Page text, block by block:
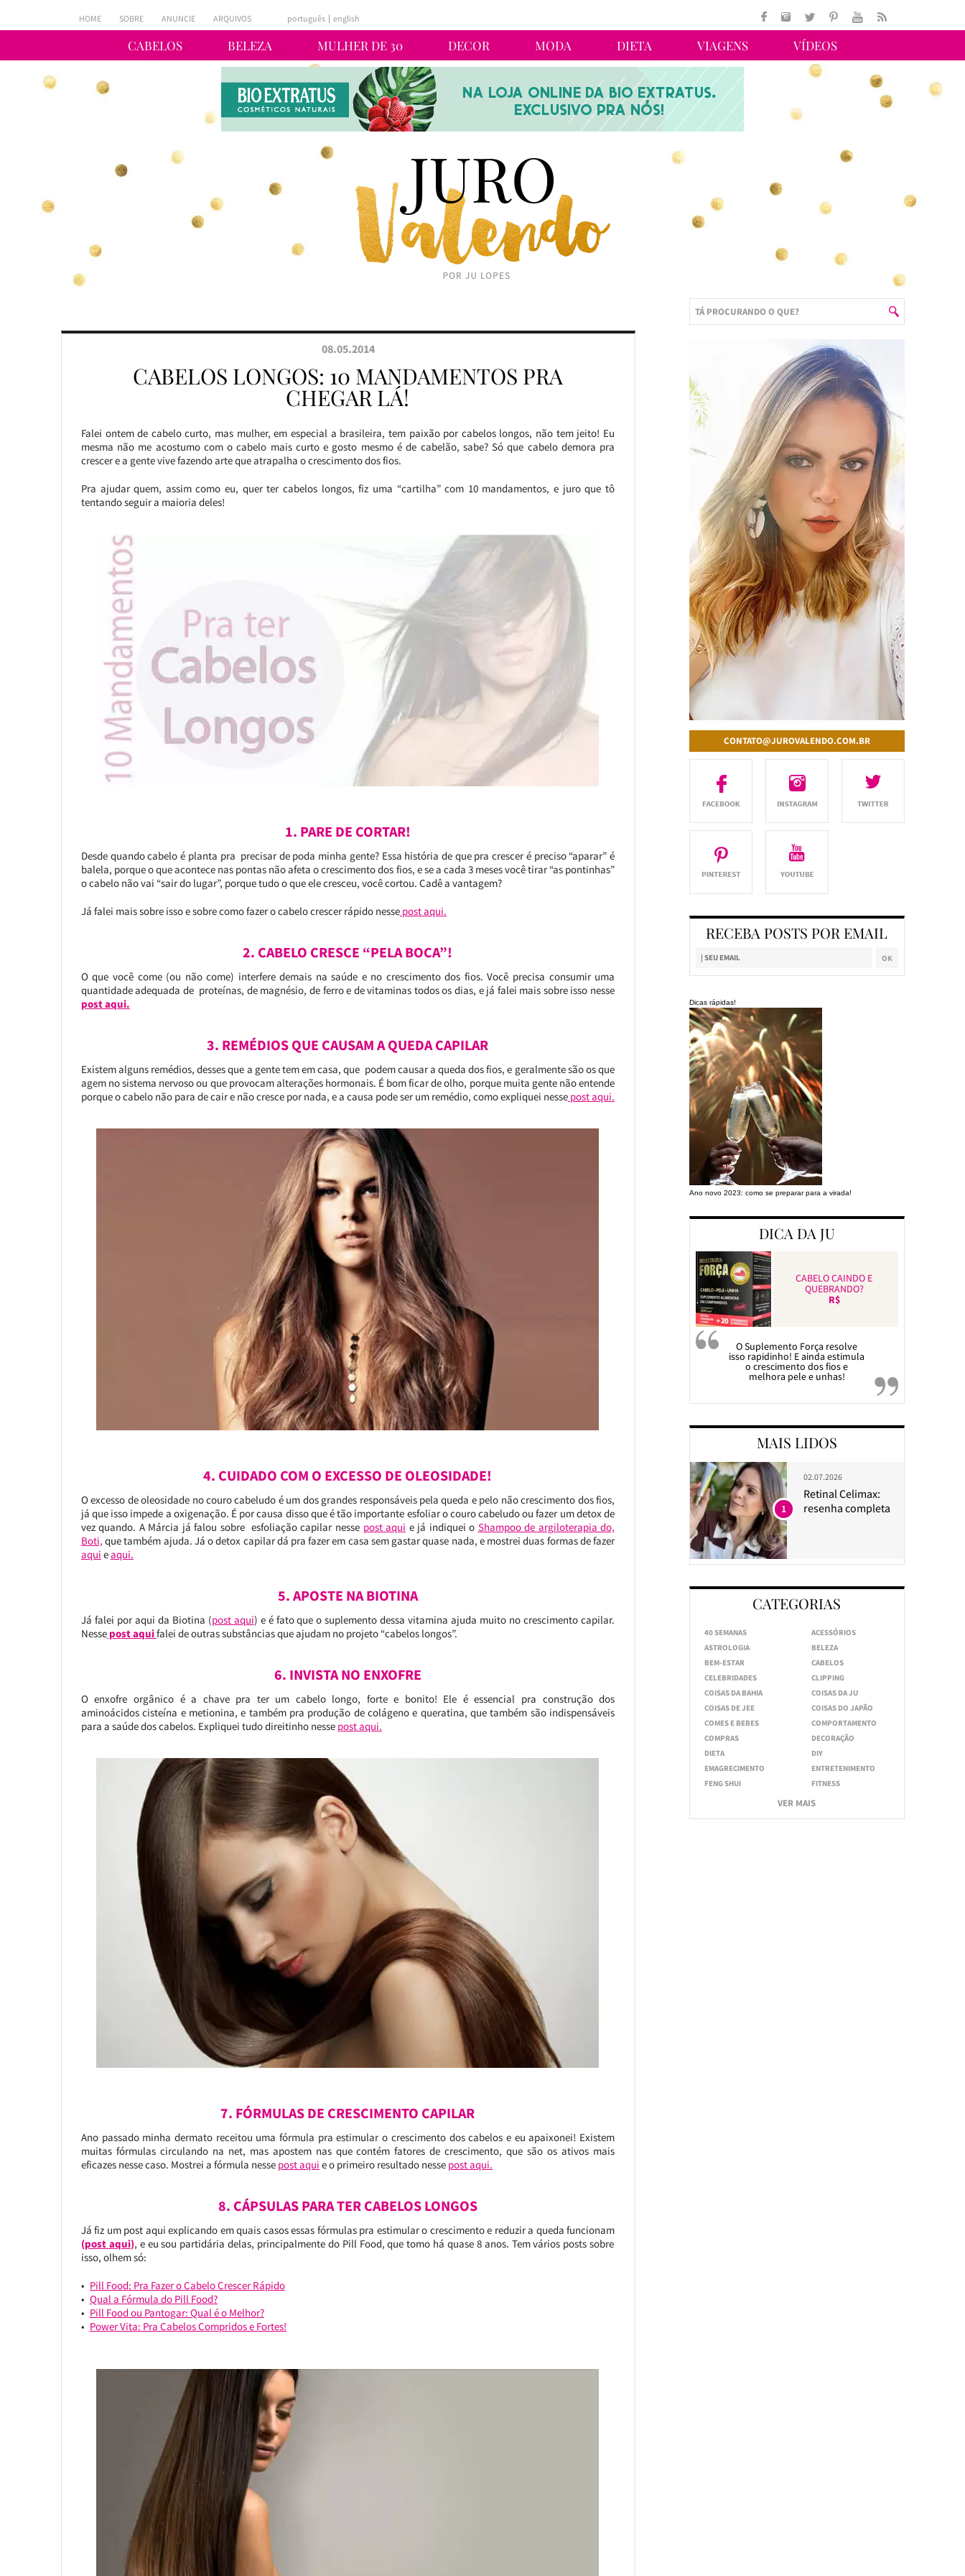
CABELOS BELEZA MULHER DE 30 DECOR MODA DIETA VIAGENS VÍDEOS
HOME SOBRE ANUNCIE ARQUIVOS português english
08.05.2014
CABELOS LONGOS: 10 MANDAMENTOS PRA
CHEGAR LÁ!
Falei ontem de cabelo curto, mas mulher, em especial a brasileira, tem paixão por cabelos longos, não tem jeito! Eu
mesma não me acostumo com o cabelo mais curto e gosto mesmo é de cabelão, sabe? Só que cabelo demora pra
crescer e a gente vive fazendo arte que atrapalha o crescimento dos fios.
Pra ajudar quem, assim como eu, quer ter cabelos longos, fiz uma “cartilha” com 10 mandamentos, e juro que tô
tentando seguir a maioria deles!
1. PARE DE CORTAR!
Desde quando cabelo é planta pra precisar de poda minha gente? Essa história de que pra crescer é preciso “aparar” é
balela, porque o que acontece nas pontas não afeta o crescimento dos fios, e se a cada 3 meses você tirar “as pontinhas”
o cabelo não vai “sair do lugar”, porque tudo o que ele cresceu, você cortou. Cadê a vantagem?
Já falei mais sobre isso e sobre como fazer o cabelo crescer rápido nessepost aqui.
2. CABELO CRESCE “PELA BOCA”!
O que você come (ou não come) interfere demais na saúde e no crescimento dos fios. Você precisa consumir uma
quantidade adequada de proteínas, de magnésio, de ferro e de vitaminas todos os dias, e já falei mais sobre isso nesse
post aqui.
3. REMÉDIOS QUE CAUSAM A QUEDA CAPILAR
Existem alguns remédios, desses que a gente tem em casa, que podem causar a queda dos fios, e geralmente são os que
agem no sistema nervoso ou que provocam alterações hormonais. É bom ficar de olho, porque muita gente não entende
porque o cabelo não para de cair e não cresce por nada, e a causa pode ser um remédio, como expliquei nessepost aqui.
4. CUIDADO COM O EXCESSO DE OLEOSIDADE!
O excesso de oleosidade no couro cabeludo é um dos grandes responsáveis pela queda e pelo não crescimento dos fios,
já que isso impede a oxigenação. É por causa disso que é tão importante esfoliar o couro cabeludo ou fazer um detox de
vez quando. A Márcia já falou sobre esfoliação capilar nesse post aqui e já indiquei o Shampoo de argiloterapia do,
Boti, que também ajuda. Já o detox capilar dá pra fazer em casa sem gastar quase nada, e mostrei duas formas de fazer
aqui eaqui.
5. APOSTE NA BIOTINA
Já falei por aqui da Biotina (post aqui) e é fato que o suplemento dessa vitamina ajuda muito no crescimento capilar.
Nessepost aquifalei de outras substâncias que ajudam no projeto “cabelos longos”.
6. INVISTA NO ENXOFRE
O enxofre orgânico é a chave pra ter um cabelo longo, forte e bonito! Ele é essencial pra construção dos
aminoácidos cisteína e metionina, e também pra produção de colágeno e queratina, que também são indispensáveis
para a saúde dos cabelos. Expliquei tudo direitinho nesse post aqui.
7. FÓRMULAS DE CRESCIMENTO CAPILAR
Ano passado minha dermato receitou uma fórmula pra estimular o crescimento dos cabelos e eu apaixonei! Existem
muitas fórmulas circulando na net, mas apostem nas que contém fatores de crescimento, que são os ativos mais
eficazes nesse caso. Mostrei a fórmula nesse post aqui e o primeiro resultado nesse post aqui.
8. CÁPSULAS PARA TER CABELOS LONGOS
Já fiz um post aqui explicando em quais casos essas fórmulas pra estimular o crescimento e reduzir a queda funcionam
(post aqui), e eu sou partidária delas, principalmente do Pill Food, que tomo há quase 8 anos. Tem vários posts sobre
isso, olhem só:
Pill Food: Pra Fazer o Cabelo Crescer Rápido
Qual a Fórmula do Pill Food?
Pill Food ou Pantogar: Qual é o Melhor?
Power Vita: Pra Cabelos Compridos e Fortes!
CONTATO@JUROVALENDO.COM.BR
RECEBA POSTS POR EMAIL
Dicas rápidas!
Ano novo 2023: como se preparar para a virada!
DICA DA JU
CABELO CAINDO E
QUEBRANDO?
R$
O Suplemento Força resolve
isso rapidinho! E ainda estimula
o crescimento dos fios e
melhora pele e unhas!
MAIS LIDOS
02.07.2026
Retinal Celimax:
resenha completa
1
CATEGORIAS
40 SEMANAS
ACESSÓRIOS
ASTROLOGIA
BELEZA
BEM-ESTAR
CABELOS
CELEBRIDADES
CLIPPING
COISAS DA BAHIA
COISAS DA JU
COISAS DE JEE
COISAS DO JAPÃO
COMES E BEBES
COMPORTAMENTO
COMPRAS
DECORAÇÃO
DIETA
DIY
EMAGRECIMENTO
ENTRETENIMENTO
FENG SHUI
FITNESS
VER MAIS